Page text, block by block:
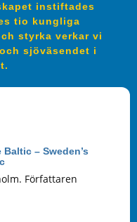
instiftades
tio kungliga
styrka verkar vi
sjöväsendet i
– Sweden’s
Författaren